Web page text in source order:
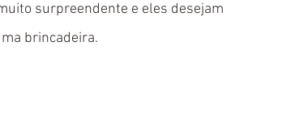
surpreendente e eles desejam
brincadeira.